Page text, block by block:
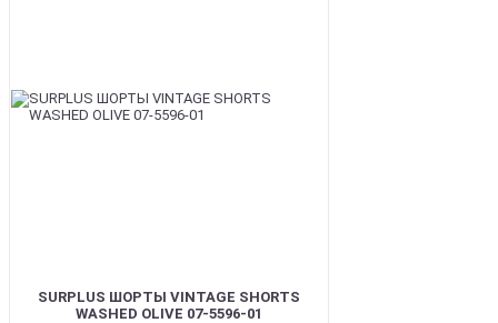
SURPLUS ШОРТЫ VINTAGE SHORTS
WASHED OLIVE 07-5596-01